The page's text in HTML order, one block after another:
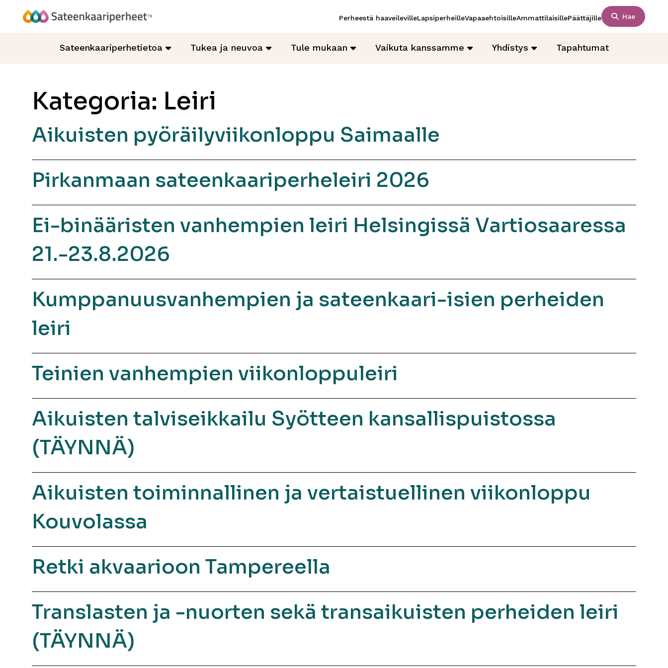
sisältöön
Perheestä haaveilevilleLapsiperheilleVapaaehtoisilleAmmattilaisillePäättäjille Hae
Sateenkaariperhetietoa Tukea ja neuvoa Tule mukaan Vaikuta kanssamme Yhdistys Tapahtumat
Kategoria: Leiri
Aikuisten pyöräilyviikonloppu Saimaalle
Pirkanmaan sateenkaariperheleiri 2026
Ei-binääristen vanhempien leiri Helsingissä Vartiosaaressa
21.-23.8.2026
Kumppanuusvanhempien ja sateenkaari-isien perheiden
leiri
Teinien vanhempien viikonloppuleiri
Aikuisten talviseikkailu Syötteen kansallispuistossa
(TÄYNNÄ)
Aikuisten toiminnallinen ja vertaistuellinen viikonloppu
Kouvolassa
Retki akvaarioon Tampereella
Translasten ja -nuorten sekä transaikuisten perheiden leiri
(TÄYNNÄ)